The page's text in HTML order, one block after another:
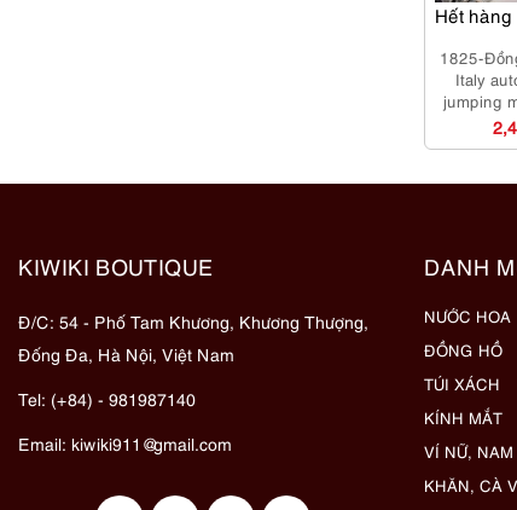
Hết hàng
1825-
Italy
jumping
KIWIKI BOUTIQUE
Đ/C: 54 - Phố Tam Khương, Khương Thượng,
Đống Đa, Hà Nội, Việt Nam
Tel: (+84) - 981987140
Email: kiwiki911@gmail.com
DANH
NƯỚC HOA
ĐỒNG HỒ
TÚI XÁCH
KÍNH MẮT
VÍ NỮ, NAM
KHĂN, CÀ